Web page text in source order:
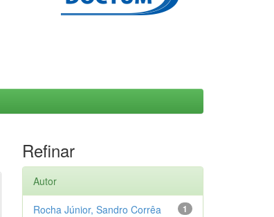
Refinar
Autor
1
Rocha Júnior, Sandro Corrêa